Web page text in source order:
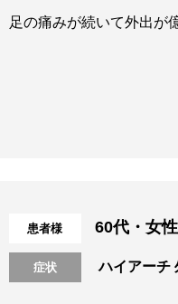
患者様 60代・女性
症状 ハイアーチ